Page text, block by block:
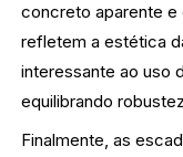
concreto aparente
refletem a estética
interessante ao uso
equilibrando
Finalmente, as